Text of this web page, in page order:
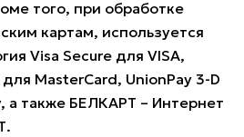
того, при обработке
картам, используется
Visa Secure для VISA,
MasterCard, UnionPay 3-D
а также БЕЛКАРТ – Интернет